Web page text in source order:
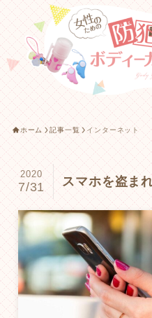
ホーム 記事一覧 インターネット
スマホを盗ま
2020
7/31